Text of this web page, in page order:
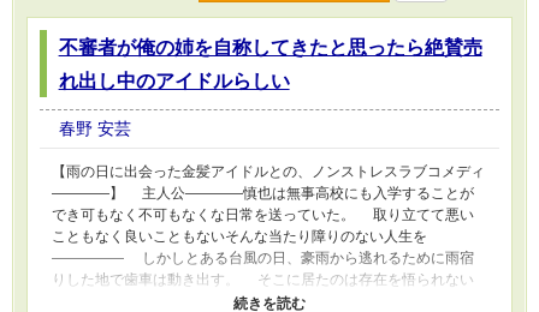
不審者が俺の姉を自称してきたと思ったら絶賛売
れ出し中のアイドルらしい
春野 安芸
【雨の日に出会った金髪アイドルとの、ノンストレスラブコメディ
――――】 主人公――――慎也は無事高校にも入学することが
でき可もなく不可もなくな日常を送っていた。 取り立てて悪い
こともなく良いこともないそんな当たり障りのない人生を
――――― しかしとある台風の日、豪雨から逃れるために雨宿
りした地で歯車は動き出す。 そこに居たのは存在を悟られない
ようにコートやサングラスで身を隠した不審者……もとい小さな少